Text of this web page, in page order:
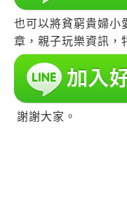
也可以將貧窮貴婦小
章，親子玩樂資訊，
謝謝大家。